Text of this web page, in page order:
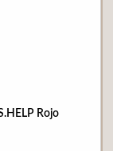
Rojo